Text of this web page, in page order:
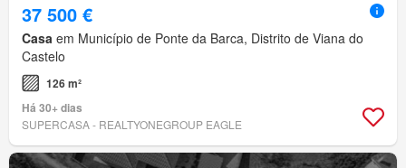
37 500 €
Casa em Município de Ponte da Barca, Distrito de Viana do
Castelo
126 m²
Há 30+ dias
SUPERCASA - REALTYONEGROUP EAGLE